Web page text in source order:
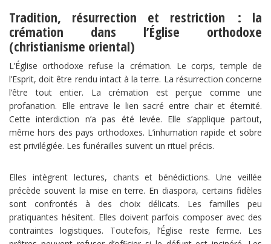
Tradition, résurrection et restriction : la
crémation dans l’Église orthodoxe
(christianisme oriental)
L’Église orthodoxe refuse la crémation. Le corps, temple de
l’Esprit, doit être rendu intact à la terre. La résurrection concerne
l’être tout entier. La crémation est perçue comme une
profanation. Elle entrave le lien sacré entre chair et éternité.
Cette interdiction n’a pas été levée. Elle s’applique partout,
même hors des pays orthodoxes. L’inhumation rapide et sobre
est privilégiée. Les funérailles suivent un rituel précis.
Elles intègrent lectures, chants et bénédictions. Une veillée
précède souvent la mise en terre. En diaspora, certains fidèles
sont confrontés à des choix délicats. Les familles peu
pratiquantes hésitent. Elles doivent parfois composer avec des
contraintes logistiques. Toutefois, l’Église reste ferme. Les